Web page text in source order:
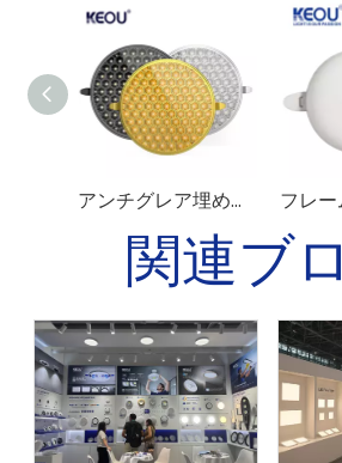
アンチグレア埋め込みラウンドパネルライト
関連ブ